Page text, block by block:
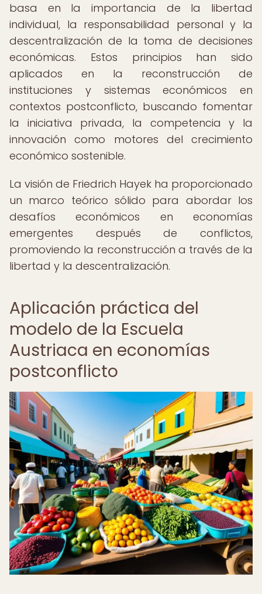
basa en la importancia de la libertad
individual, la responsabilidad personal y la
descentralización de la toma de decisiones
económicas. Estos principios han sido
aplicados en la reconstrucción de
instituciones y sistemas económicos en
contextos postconflicto, buscando fomentar
la iniciativa privada, la competencia y la
innovación como motores del crecimiento
económico sostenible.
La visión de Friedrich Hayek ha proporcionado
un marco teórico sólido para abordar los
desafíos económicos en economías
emergentes después de conflictos,
promoviendo la reconstrucción a través de la
libertad y la descentralización.
Aplicación práctica del
modelo de la Escuela
Austriaca en economías
postconflicto